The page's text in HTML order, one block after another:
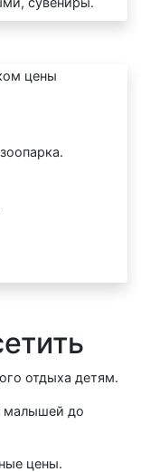
отдыха детям.
малышей до
цены.